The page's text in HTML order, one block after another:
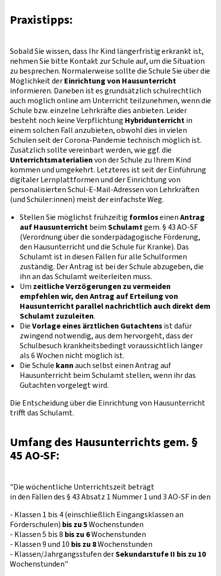
Praxistipps:
Sobald Sie wissen, dass Ihr Kind längerfristig erkrankt ist,
nehmen Sie bitte Kontakt zur Schule auf, um die Situation
zu besprechen. Normalerweise sollte die Schule Sie über die
Möglichkeit derEinrichtung von Hausunterricht
informieren. Daneben ist es grundsätzlich schulrechtlich
auch möglich online am Unterricht teilzunehmen, wenn die
Schule bzw. einzelne Lehrkräfte dies anbieten. Leider
besteht noch keine Verpflichtung Hybridunterrichtin
einem solchen Fall anzubieten, obwohl dies in vielen
Schulen seit der Corona-Pandemie technisch möglich ist.
Zusätzlich sollte vereinbart werden, wie ggf. die
Unterrichtsmaterialienvon der Schule zu Ihrem Kind
kommen und umgekehrt. Letzteres ist seit der Einführung
digitaler Lernplattformen und der Einrichtung von
personalisierten Schul-E-Mail-Adressen von Lehrkräften
(und Schüler:innen) meist der einfachste Weg.
Stellen Sie möglichst frühzeitig formloseinenAntrag
auf HausunterrichtbeimSchulamtgem.§ 43 AO-SF
(Verordnung über die sonderpädagogische Förderung,
den Hausunterricht und die Schule für Kranke). Das
Schulamt ist in diesen Fällen für alle Schulformen
zuständig. Der Antrag ist bei der Schule abzugeben, die
ihn an das Schulamt weiterleiten muss.
Um zeitliche Verzögerungen zu vermeiden
empfehlen wir, den Antrag auf Erteilung von
Hausunterricht parallel nachrichtlich auch direkt dem
Schulamt zuzuleiten.
DieVorlage eines ärztlichen Gutachtensist dafür
zwingend notwendig, aus dem hervorgeht, dass der
Schulbesuch krankheitsbedingt voraussichtlich länger
als 6 Wochen nicht möglich ist.
Die Schule kannauch selbst einen Antrag auf
Hausunterricht beim Schulamt stellen, wenn ihr das
Gutachten vorgelegt wird.
Die Entscheidung über die Einrichtung von Hausunterricht
trifft das Schulamt.
Umfang des Hausunterrichts gem. §
45 AO-SF:
"Die wöchentliche Unterrichtszeit beträgt
in den Fällen des § 43 Absatz 1 Nummer 1 und 3 AO-SF in den
- Klassen 1 bis 4 (einschließlich Eingangsklassen an
Förderschulen) bis zu 5Wochenstunden
- Klassen 5 bis 8 bis zu 6Wochenstunden
- Klassen 9 und 10 bis zu 8Wochenstunden
- Klassen/Jahrgangsstufen derSekundarstufe II bis zu 10
Wochenstunden"